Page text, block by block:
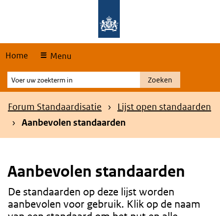
Home Menu
Voer
uw
zoekterm
Zoeken
Kruimelpad
Forum Standaardisatie
Lijst open standaarden
Aanbevolen standaarden
Aanbevolen standaarden
Content
De standaarden op deze lijst worden
aanbevolen voor gebruik. Klik op de naam